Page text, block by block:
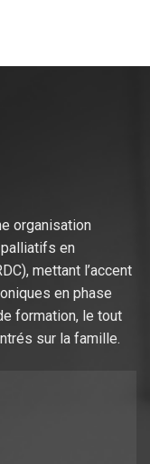
organisation
en
mettant l’accent
en phase
formation, le tout
sur la famille.